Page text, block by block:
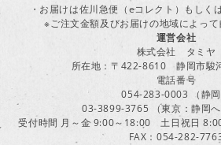
・お届けは佐川急便（eコレクト）もしく
※ご注文金額及びお届けの地域によって
運営会社
株式会社 タミヤ
所在地：〒422-8610 静岡市駿
電話番号
054-283-0003 （静岡
03-3899-3765 （東京：静岡へ
受付時間 月～金 9:00～18:00 土日祝日
FAX：054-282-